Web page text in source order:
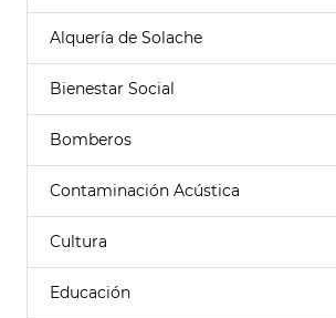
Alquería de Solache
Bienestar Social
Bomberos
Contaminación Acústica
Cultura
Educación